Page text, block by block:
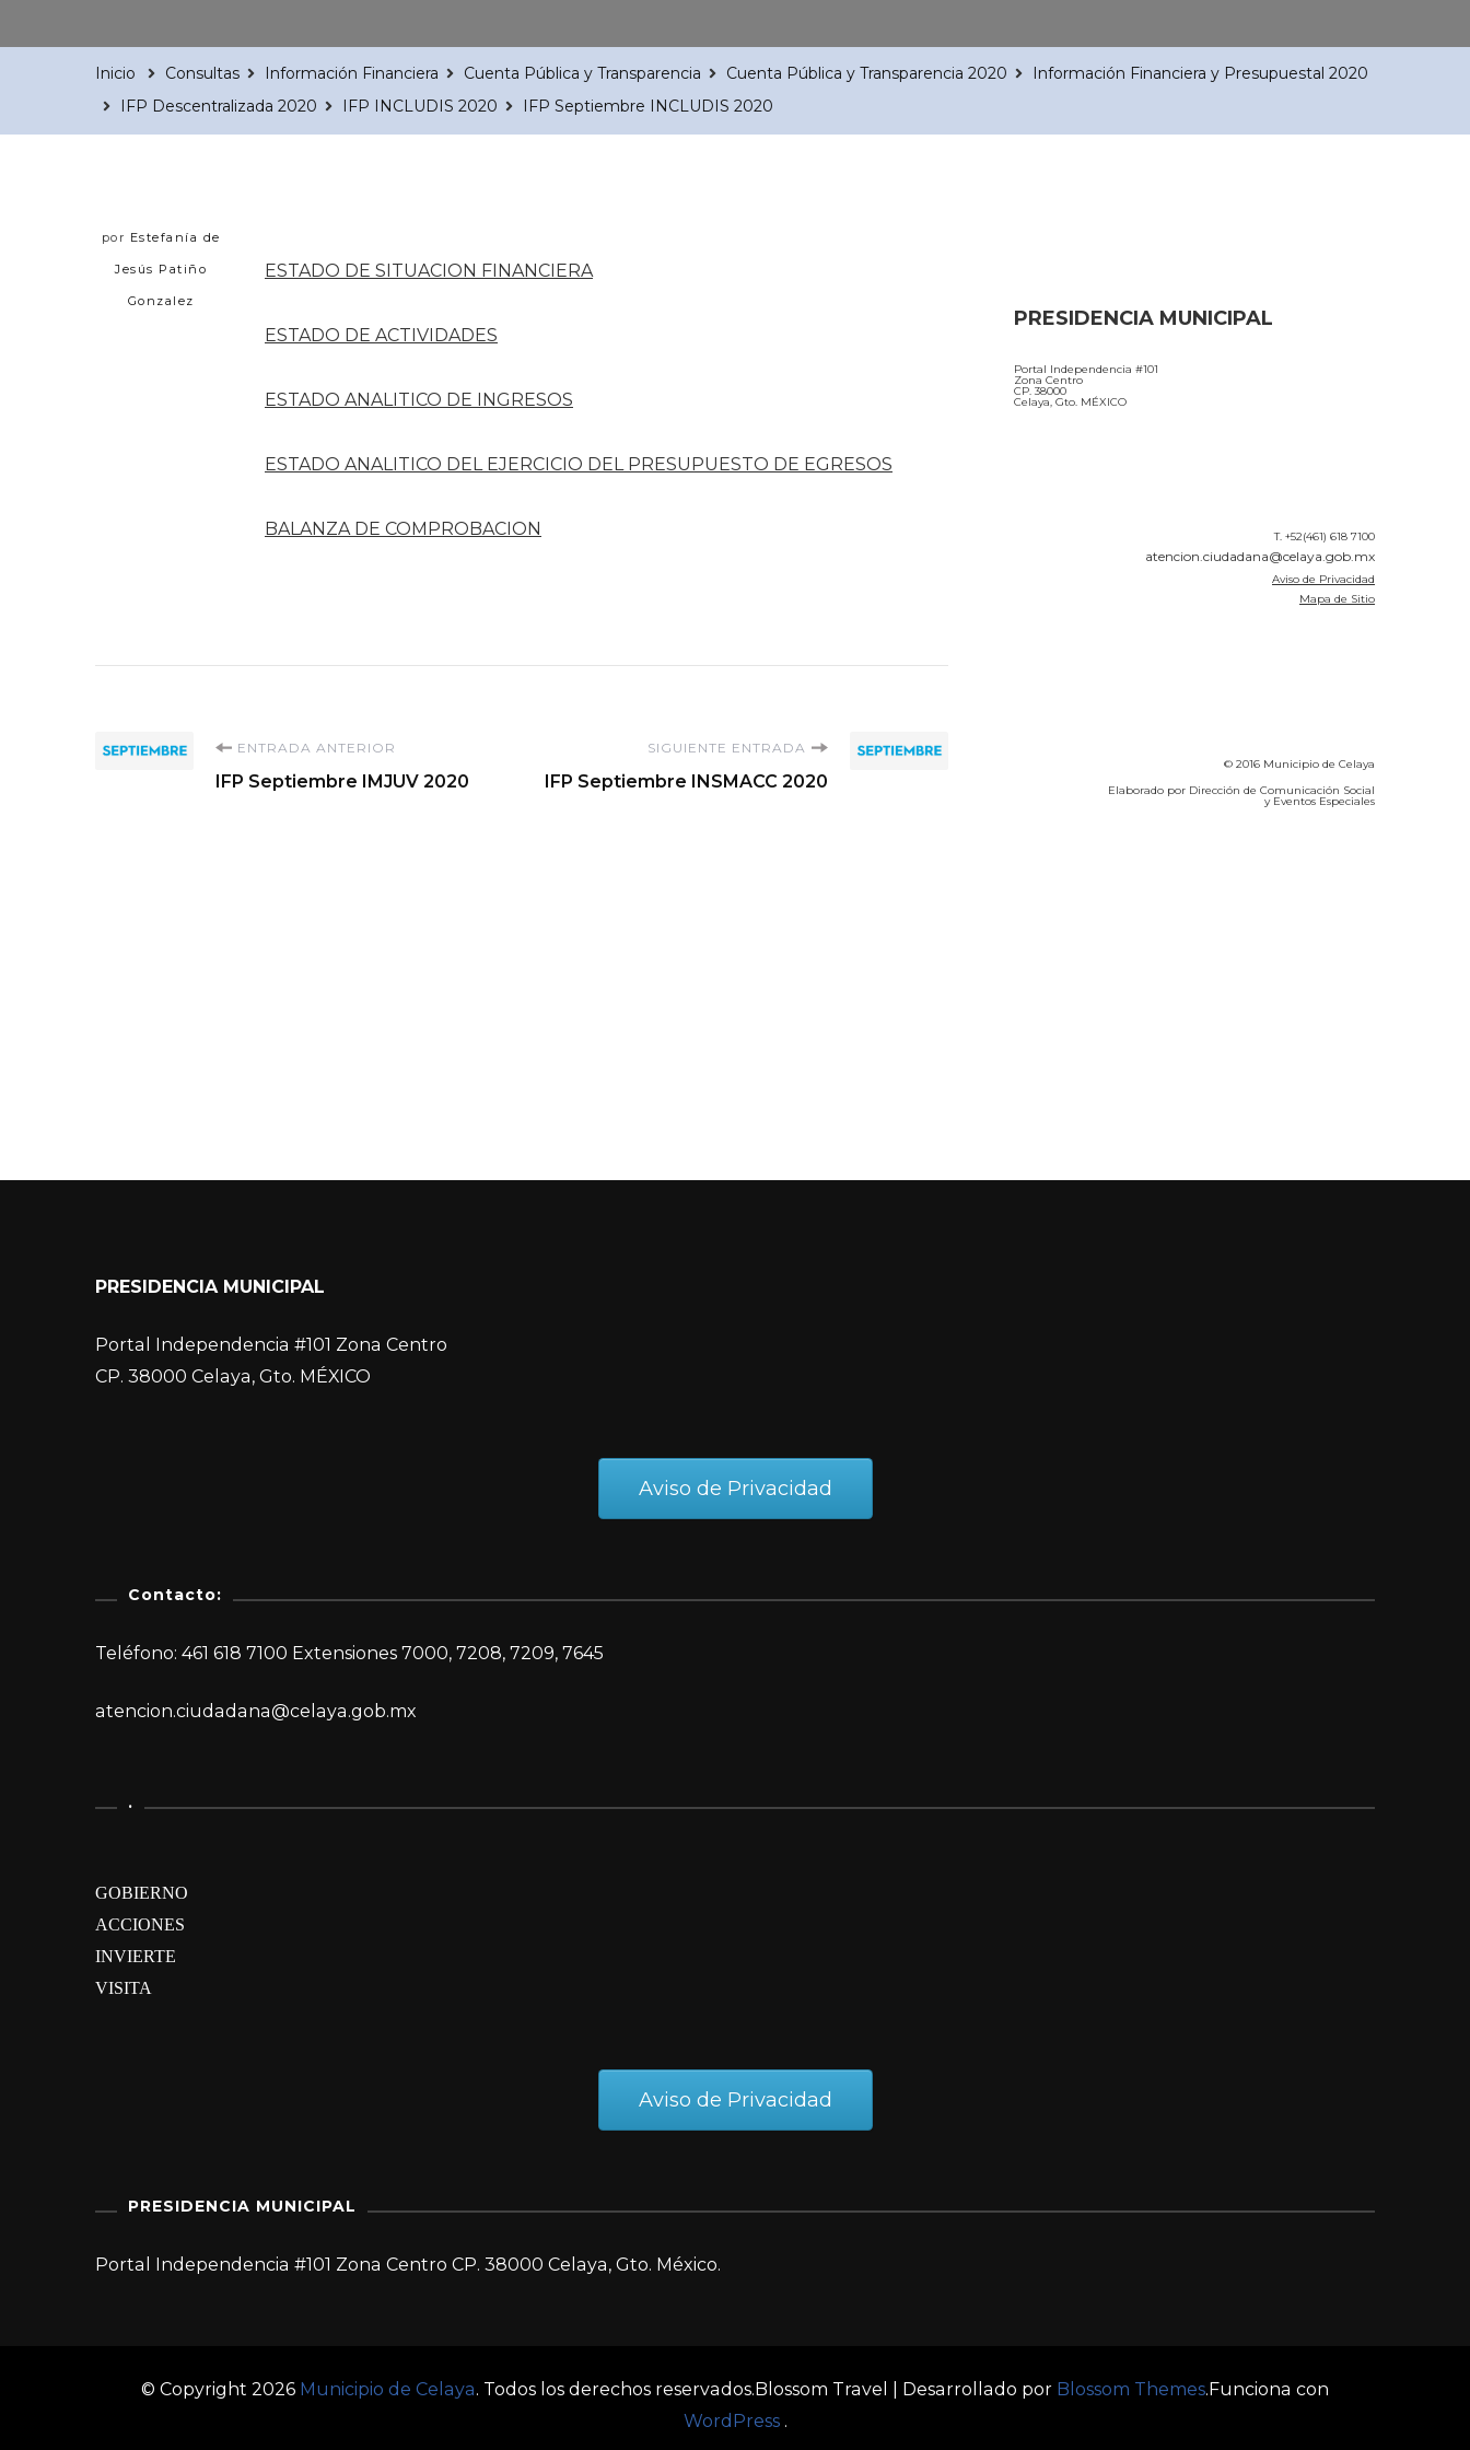
Inicio Consultas Información Financiera Cuenta Pública y Transparencia Cuenta Pública y Transparencia 2020
Información Financiera y Presupuestal 2020
IFP Descentralizada 2020
IFP INCLUDIS 2020 IFP Septiembre INCLUDIS 2020
por Estefanía de
Jesús Patiño
Gonzalez
ESTADO DE SITUACION FINANCIERA
ESTADO DE ACTIVIDADES
ESTADO ANALITICO DE INGRESOS
ESTADO ANALITICO DEL EJERCICIO DEL PRESUPUESTO DE EGRESOS
BALANZA DE COMPROBACION
Navegación
ENTRADA ANTERIOR
IFP Septiembre IMJUV 2020
SIGUIENTE ENTRADA
IFP Septiembre INSMACC 2020
PRESIDENCIA MUNICIPAL
Portal Independencia #101
Zona Centro
CP. 38000
Celaya, Gto. MÉXICO
T. +52(461) 618 7100
atencion.ciudadana@celaya.gob.mx
Aviso de Privacidad
Mapa de Sitio
© 2016 Municipio de Celaya
Elaborado por Dirección de Comunicación Social
y Eventos Especiales
PRESIDENCIA MUNICIPAL
Portal Independencia #101 Zona Centro
CP. 38000 Celaya, Gto. MÉXICO
Aviso de Privacidad
Contacto:
Teléfono: 461 618 7100 Extensiones 7000, 7208, 7209, 7645
atencion.ciudadana@celaya.gob.mx
.
GOBIERNO
ACCIONES
INVIERTE
VISITA
Aviso de Privacidad
PRESIDENCIA MUNICIPAL
Portal Independencia #101 Zona Centro CP. 38000 Celaya, Gto. México.
© Copyright 2026 Municipio de Celaya. Todos los derechos reservados. Blossom Travel | Desarrollado por Blossom Themes.Funciona con
WordPress.